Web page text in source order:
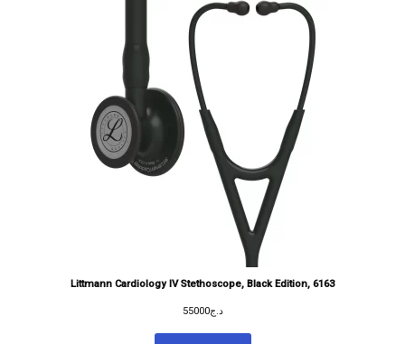
Littmann Cardiology IV Stethoscope, Black Edition, 6163
د.ج55000